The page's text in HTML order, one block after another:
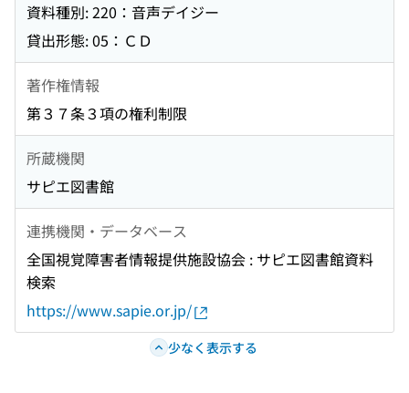
資料種別: 220：音声デイジー
貸出形態: 05：ＣＤ
著作権情報
第３７条３項の権利制限
所蔵機関
サピエ図書館
連携機関・データベース
全国視覚障害者情報提供施設協会 : サピエ図書館資料
検索
https://www.sapie.or.jp/
少なく表示する